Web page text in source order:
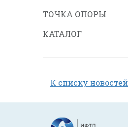
ТОЧКА ОПОРЫ
КАТАЛОГ
К списку новостей